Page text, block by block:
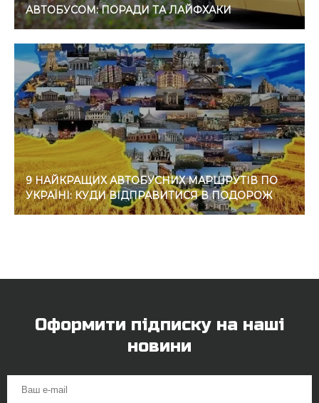
АВТОБУСОМ: ПОРАДИ ТА ЛАЙФХАКИ
9 НАЙКРАЩИХ АВТОБУСНИХ МАРШРУТІВ ПО
УКРАЇНІ: КУДИ ВІДПРАВИТИСЯ В ПОДОРОЖ
Оформити підписку на наші
новини